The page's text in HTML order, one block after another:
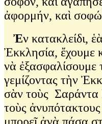
ἀφορμήν, καὶ
Ἐν κατακλείδι,
Ἐκκλησία, ἔχουμε
νὰ ἐξασφαλίσουμε
γεμίζοντας τὴν
σὰν τοὺς Σαράντα
τοὺς